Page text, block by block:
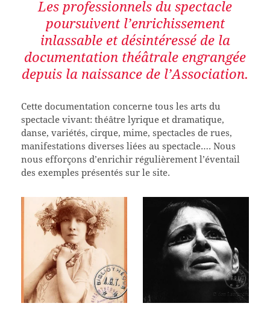
Les professionnels du spectacle
poursuivent l’enrichissement
inlassable et désintéressé de la
documentation théâtrale engrangée
depuis la naissance de l’Association.
Cette documentation concerne tous les arts du
spectacle vivant: théâtre lyrique et dramatique,
danse, variétés, cirque, mime, spectacles de rues,
manifestations diverses liées au spectacle…. Nous
nous efforçons d’enrichir régulièrement l’éventail
des exemples présentés sur le site.